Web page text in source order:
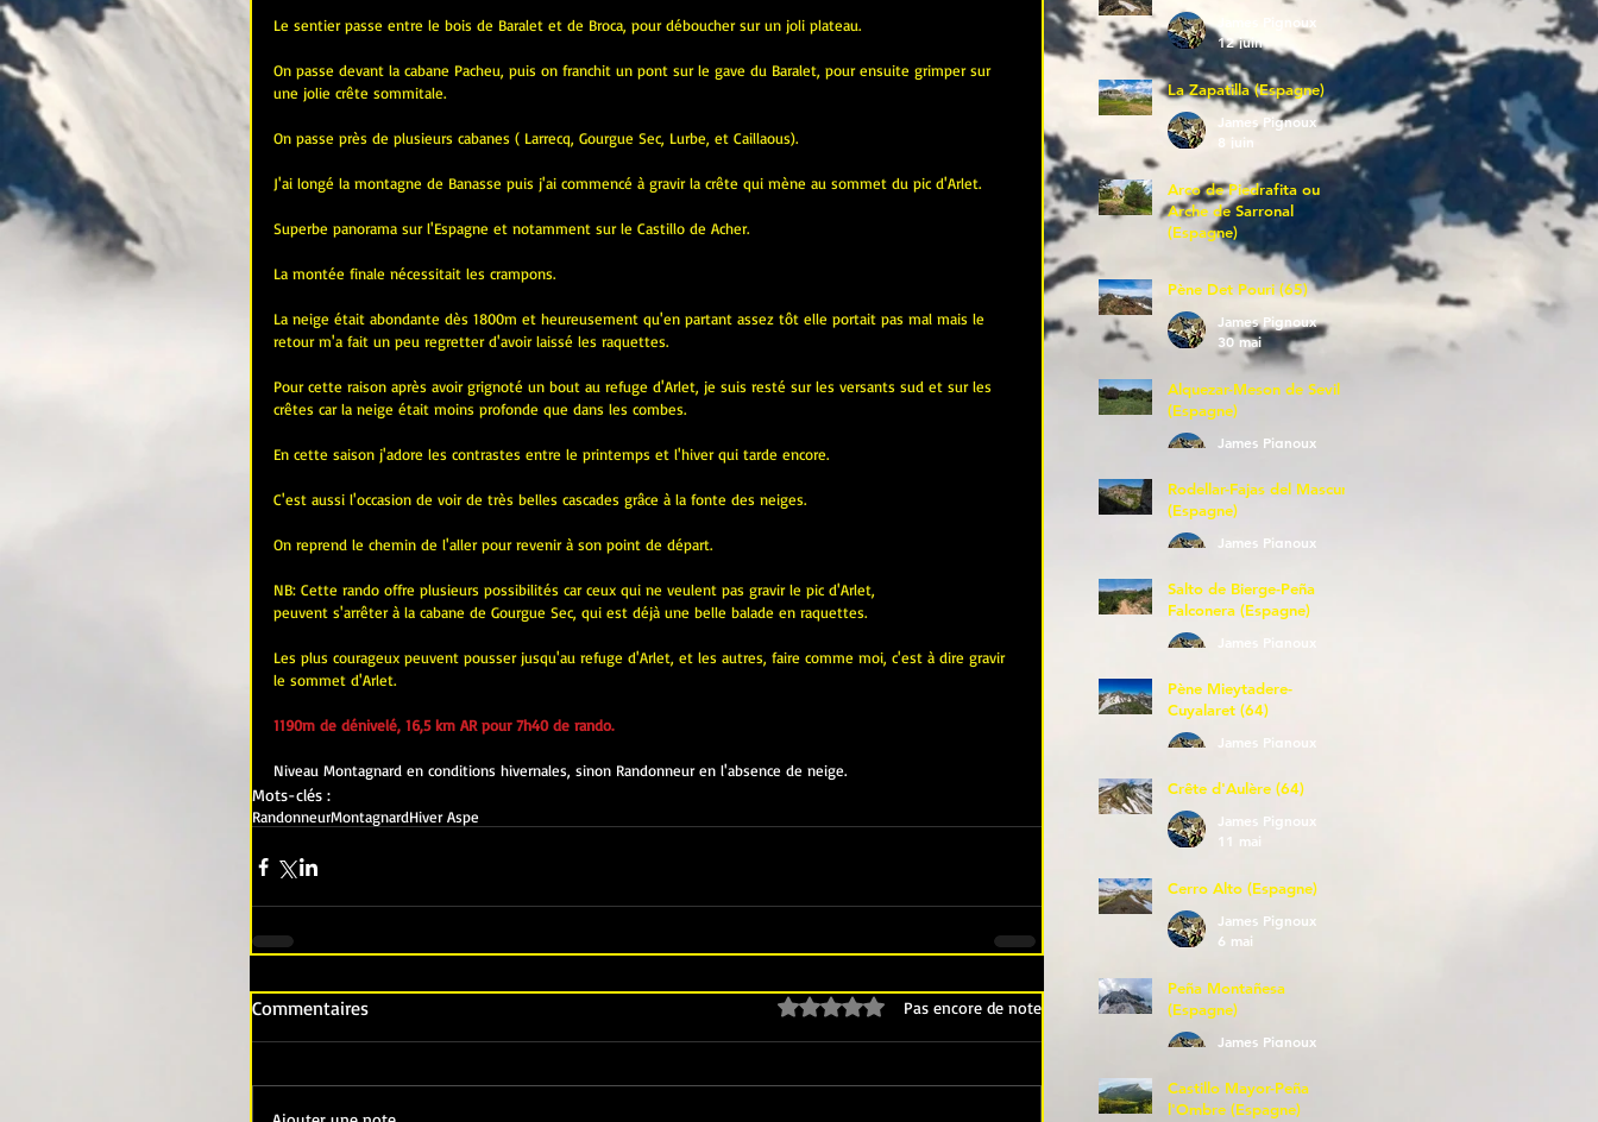
Le sentier passe entre le bois de Baralet et de Broca, pour déboucher sur un joli plateau.
On passe devant la cabane Pacheu, puis on franchit un pont sur le gave du Baralet, pour ensuite grimper sur
une jolie crête sommitale.
On passe près de plusieurs cabanes ( Larrecq, Gourgue Sec, Lurbe, et Caillaous).
J'ai longé la montagne de Banasse puis j'ai commencé à gravir la crête qui mène au sommet du pic d'Arlet.
Superbe panorama sur l'Espagne et notamment sur le Castillo de Acher.
La montée finale nécessitait les crampons.
La neige était abondante dès 1800m et heureusement qu'en partant assez tôt elle portait pas mal mais le
retour m'a fait un peu regretter d'avoir laissé les raquettes.
Pour cette raison après avoir grignoté un bout au refuge d'Arlet, je suis resté sur les versants sud et sur les
crêtes car la neige était moins profonde que dans les combes.
En cette saison j'adore les contrastes entre le printemps et l'hiver qui tarde encore.
C'est aussi l'occasion de voir de très belles cascades grâce à la fonte des neiges.
On reprend le chemin de l'aller pour revenir à son point de départ.
NB: Cette rando offre plusieurs possibilités car ceux qui ne veulent pas gravir le pic d'Arlet,
peuvent s'arrêter à la cabane de Gourgue Sec, qui est déjà une belle balade en raquettes.
Les plus courageux peuvent pousser jusqu'au refuge d'Arlet, et les autres, faire comme moi, c'est à dire gravir
le sommet d'Arlet.
1190m de dénivelé, 16,5 km AR pour 7h40 de rando.
Niveau Montagnard en conditions hivernales, sinon Randonneur en l'absence de neige.
Mots-clés :
RandonneurMontagnardHiver Aspe
Commentaires Noté 0 étoile sur 5. Pas encore de note
James Pignoux
12 juin
La Zapatilla (Espagne)
James Pignoux
8 juin
Arco de Piedrafita ou
Arche de Sarronal
(Espagne)
James Pignoux
7 juin
Pène Det Pouri (65)
James Pignoux
30 mai
Alquezar-Meson de Sevil
(Espagne)
James Pignoux
Rodellar-Fajas del Mascun
(Espagne)
James Pignoux
Salto de Bierge-Peña
Falconera (Espagne)
James Pignoux
Pène Mieytadere-
Cuyalaret (64)
James Pignoux
Crête d'Aulère (64)
James Pignoux
11 mai
Cerro Alto (Espagne)
James Pignoux
6 mai
Peña Montañesa
(Espagne)
James Pignoux
Castillo Mayor-Peña
l'Ombre (Espagne)